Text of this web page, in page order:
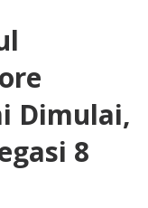
Dimulai,
8